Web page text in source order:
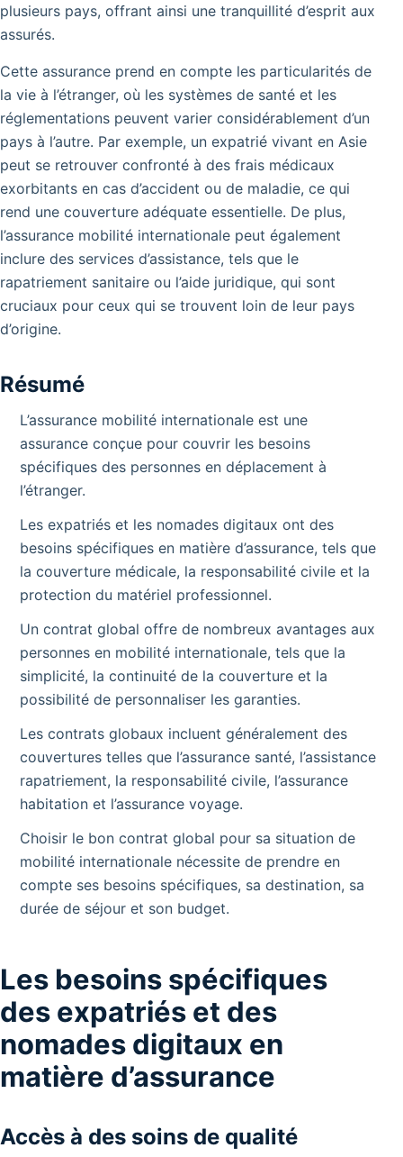
plusieurs pays, offrant ainsi une tranquillité d’esprit aux
assurés.
Cette assurance prend en compte les particularités de
la vie à l’étranger, où les systèmes de santé et les
réglementations peuvent varier considérablement d’un
pays à l’autre. Par exemple, un expatrié vivant en Asie
peut se retrouver confronté à des frais médicaux
exorbitants en cas d’accident ou de maladie, ce qui
rend une couverture adéquate essentielle. De plus,
l’assurance mobilité internationale peut également
inclure des services d’assistance, tels que le
rapatriement sanitaire ou l’aide juridique, qui sont
cruciaux pour ceux qui se trouvent loin de leur pays
d’origine.
Résumé
L’assurance mobilité internationale est une
assurance conçue pour couvrir les besoins
spécifiques des personnes en déplacement à
l’étranger.
Les expatriés et les nomades digitaux ont des
besoins spécifiques en matière d’assurance, tels que
la couverture médicale, la responsabilité civile et la
protection du matériel professionnel.
Un contrat global offre de nombreux avantages aux
personnes en mobilité internationale, tels que la
simplicité, la continuité de la couverture et la
possibilité de personnaliser les garanties.
Les contrats globaux incluent généralement des
couvertures telles que l’assurance santé, l’assistance
rapatriement, la responsabilité civile, l’assurance
habitation et l’assurance voyage.
Choisir le bon contrat global pour sa situation de
mobilité internationale nécessite de prendre en
compte ses besoins spécifiques, sa destination, sa
durée de séjour et son budget.
Les besoins spécifiques
des expatriés et des
nomades digitaux en
matière d’assurance
Accès à des soins de qualité